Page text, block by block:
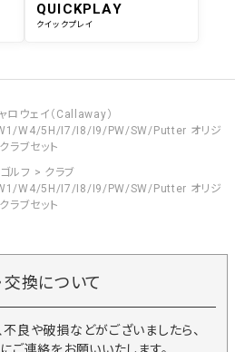
QUICKPLAY
クイックプレイ
ロウェイ（Callaway）
W1/W4/5H/I7/I8/I9/PW/SW/Putter オリジ
ラブセット
ゴルフ
クラブ
W1/W4/5H/I7/I8/I9/PW/SW/Putter オリジ
ラブセット
交換について
良や破損などがございましたら、